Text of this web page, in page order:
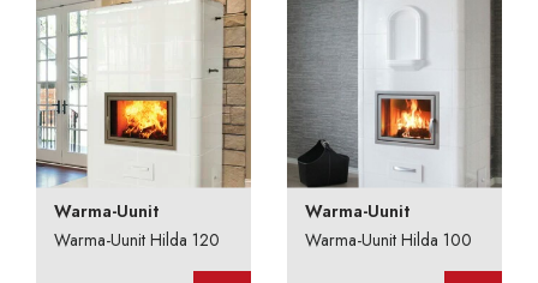
Warma-Uunit
Warma-Uunit Hilda 120
Warma-Uunit
Warma-Uunit Hilda 100